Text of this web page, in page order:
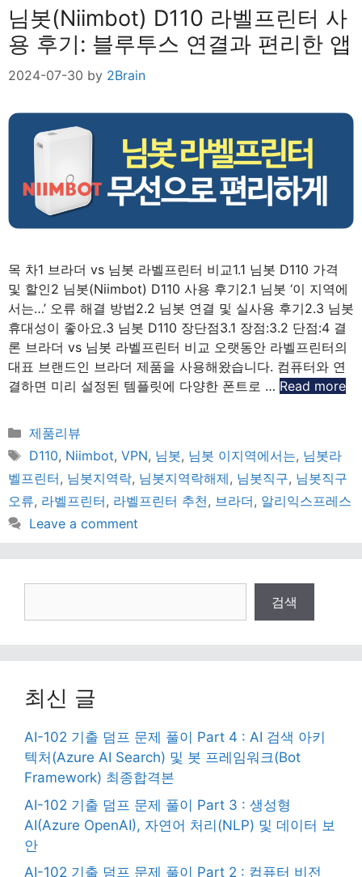
님봇(Niimbot) D110 라벨프린터 사
용 후기: 블루투스 연결과 편리한 앱
2024-07-30 by 2Brain
목 차1 브라더 vs 님봇 라벨프린터 비교1.1 님봇 D110 가격
및 할인2 님봇(Niimbot) D110 사용 후기2.1 님봇 ‘이 지역에
서는…’ 오류 해결 방법2.2 님봇 연결 및 실사용 후기2.3 님봇
휴대성이 좋아요.3 님봇 D110 장단점3.1 장점:3.2 단점:4 결
론 브라더 vs 님봇 라벨프린터 비교 오랫동안 라벨프린터의
대표 브랜드인 브라더 제품을 사용해왔습니다. 컴퓨터와 연
결하면 미리 설정된 템플릿에 다양한 폰트로 … Read more
Categories
제품리뷰
Tags
D110, Niimbot, VPN, 님봇, 님봇 이지역에서는, 님봇라
벨프린터, 님봇지역락, 님봇지역락해제, 님봇직구, 님봇직구
오류, 라벨프린터, 라벨프린터 추천, 브라더, 알리익스프레스
Leave a comment
검색
최신 글
AI-102 기출 덤프 문제 풀이 Part 4 : AI 검색 아키
텍처(Azure AI Search) 및 봇 프레임워크(Bot
Framework) 최종합격본
AI-102 기출 덤프 문제 풀이 Part 3 : 생성형
AI(Azure OpenAI), 자연어 처리(NLP) 및 데이터 보
안
AI-102 기출 덤프 문제 풀이 Part 2 : 컴퓨터 비전